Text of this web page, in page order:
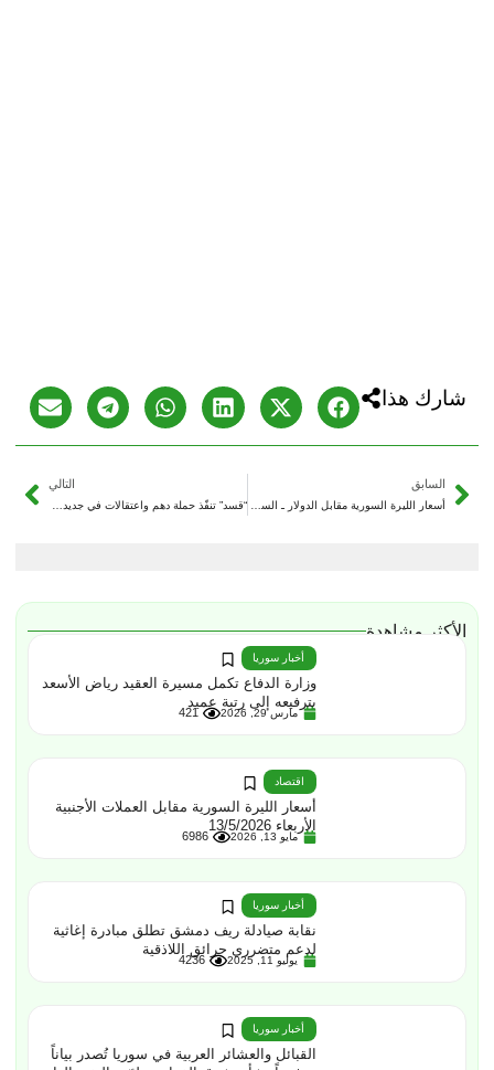
شارك هذا
السابق التالي
الأكثر مشاهدة
أخبار سوريا
وزارة الدفاع تكمل مسيرة العقيد رياض الأسعد
بترفيعه إلى رتبة عميد
مارس 29, 2026 421
اقتصاد
أسعار الليرة السورية مقابل العملات الأجنبية
الأربعاء 13/5/2026
مايو 13, 2026 6986
أخبار سوريا
نقابة صيادلة ريف دمشق تطلق مبادرة إغاثية
لدعم متضرري حرائق اللاذقية
يوليو 11, 2025 4236
أخبار سوريا
القبائل والعشائر العربية في سوريا تُصدر بياناً